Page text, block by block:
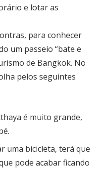
e lotar as
para conhecer
um passeio “bate e
de Bangkok. No
pelos seguintes
é muito grande,
uma bicicleta, terá que
pode acabar ficando